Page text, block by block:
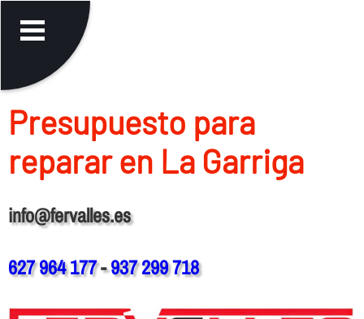
Presupuesto para
reparar en La Garriga
info@fervalles.es
627 964 177-937 299 718